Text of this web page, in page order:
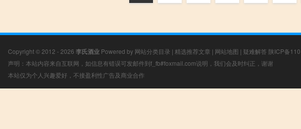
Copyright © 2012 - 2026 李氏酒业 Powered by 网站分类目录 | 精选推荐文章 | 网站地图 | 疑难解答 陕ICP备
声明：本站内容来自互联网，如信息有错误可发邮件到f_fb#foxmail.com说明，我们会及时纠正，谢谢
本站仅为个人兴趣爱好，不接盈利性广告及商业合作